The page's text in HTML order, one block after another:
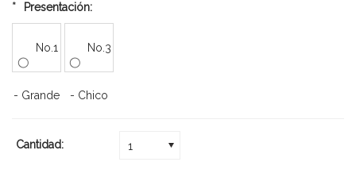
* Presentación:
No.1
- Grande
No.3
- Chico
Cantidad: 1